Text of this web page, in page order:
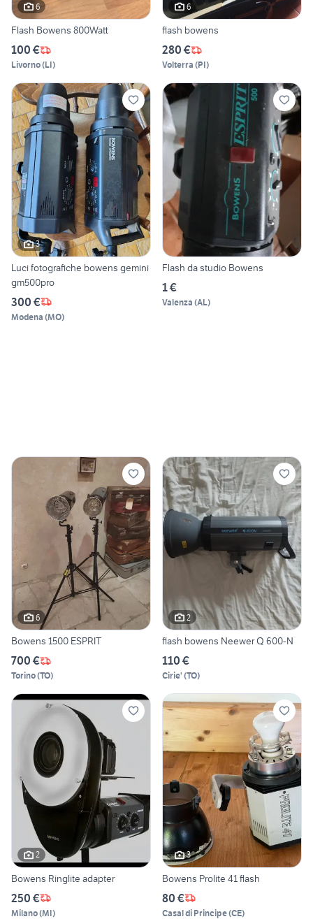
6
Flash Bowens 800Watt
100 €
Livorno(LI)
6
flash bowens
280 €
Volterra (PI)
3
Luci fotografiche bowens gemini
gm500pro
300 €
Modena (MO)
Flash da studio Bowens
1 €
Valenza (AL)
6
Bowens 1500 ESPRIT
700 €
Torino(TO)
2
flash bowens Neewer Q 600-N
110 €
Cirie' (TO)
2
Bowens Ringlite adapter
250 €
Milano(MI)
3
Bowens Prolite 41 flash
80 €
Casal di Principe(CE)